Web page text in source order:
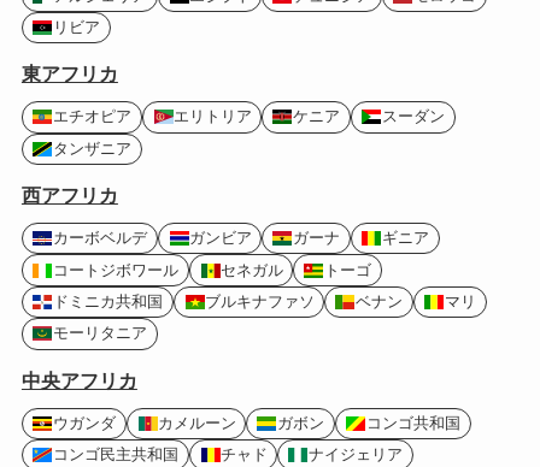
リビア
東アフリカ
エチオピア エリトリア ケニア
スーダン
タンザニア
西アフリカ
カーボベルデ ガンビア ガーナ
ギニア
コートジボワール
セネガル
トーゴ
ドミニカ共和国
ブルキナファソ ベナン
マリ
モーリタニア
中央アフリカ
ウガンダ カメルーン ガボン
コンゴ共和国
コンゴ民主共和国
チャド
ナイジェリア